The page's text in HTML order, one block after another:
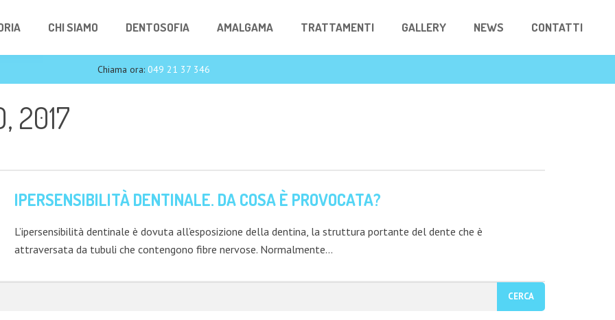
Chiama ora: 049 21 37 346
CHI SIAMO DENTOSOFIA AMALGAMA TRATTAMENTI GALLERY NEWS CONTATTI
2017
IPERSENSIBILITÀ DENTINALE. DA COSA È PROVOCATA?
L’ipersensibilità dentinale è dovuta all’esposizione della dentina, la struttura portante del dente che è
attraversata da tubuli che contengono fibre nervose. Normalmente…